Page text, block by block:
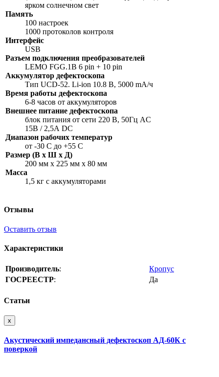
ярком солнечном свет
Память
100 настроек
1000 протоколов контроля
Интерфейс
USB
Разъем подключения преобразователей
LEMO FGG.1B 6 pin + 10 pin
Аккумулятор дефектоскопа
Тип UCD-52. Li-ion 10.8 В, 5000 mА/ч
Время работы дефектоскопа
6-8 часов от аккумуляторов
Внешнее питание дефектоскопа
блок питания от сети 220 В, 50Гц AC
15В / 2,5А DC
Диапазон рабочих температур
от -30 C до +55 C
Размер (В x Ш x Д)
200 мм x 225 мм x 80 мм
Масса
1,5 кг с аккумуляторами
Отзывы
Оставить отзыв
Характеристики
Производитель:
Кропус
ГОСРЕЕСТР: Да
Статьи
x
Акустический импедансный дефектоскоп АД-60К с
поверкой